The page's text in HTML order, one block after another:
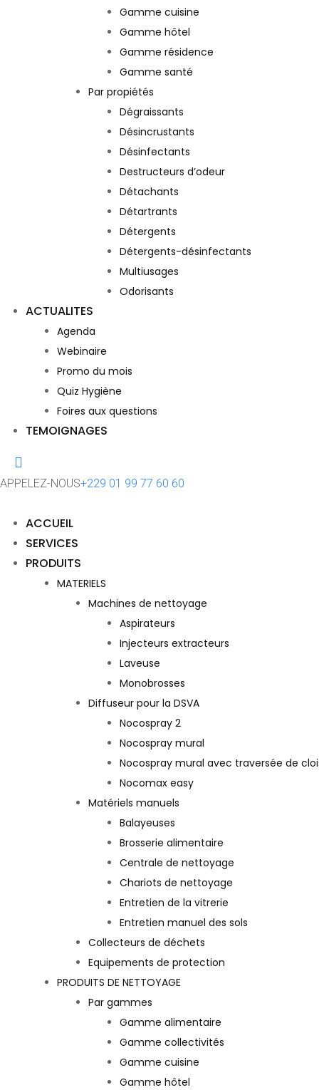
Gamme cuisine
Gamme hôtel
Gamme résidence
Gamme santé
Par propiétés
Dégraissants
Désincrustants
Désinfectants
Destructeurs d’odeur
Détachants
Détartrants
Détergents
Détergents-désinfectants
Multiusages
Odorisants
ACTUALITES
Agenda
Webinaire
Promo du mois
Quiz Hygiène
Foires aux questions
TEMOIGNAGES
APPELEZ-NOUS+229 01 99 77 60 60
ACCUEIL
SERVICES
PRODUITS
MATERIELS
Machines de nettoyage
Aspirateurs
Injecteurs extracteurs
Laveuse
Monobrosses
Diffuseur pour la DSVA
Nocospray 2
Nocospray mural
Nocospray mural avec traversée de
Nocomax easy
Matériels manuels
Balayeuses
Brosserie alimentaire
Centrale de nettoyage
Chariots de nettoyage
Entretien de la vitrerie
Entretien manuel des sols
Collecteurs de déchets
Equipements de protection
PRODUITS DE NETTOYAGE
Par gammes
Gamme alimentaire
Gamme collectivités
Gamme cuisine
Gamme hôtel